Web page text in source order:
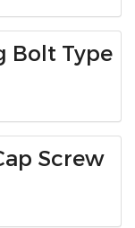
Bolt Type
Screw